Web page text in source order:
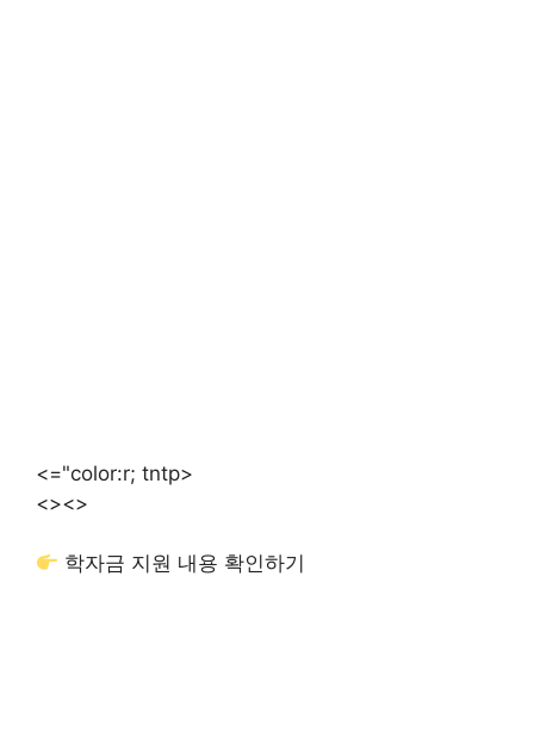
<="color:r; tntp>
<><>
학자금 지원 내용 확인하기